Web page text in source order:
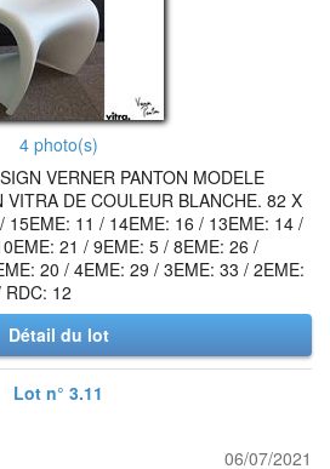
4 photo(s)
VERNER PANTON MODELE
VITRA DE COULEUR BLANCHE. 82 X
15EME: 11 / 14EME: 16 / 13EME: 14 /
21 / 9EME: 5 / 8EME: 26 /
20 / 4EME: 29 / 3EME: 33 / 2EME:
12
Détail du lot
Lot n° 3.11
06/07/2021